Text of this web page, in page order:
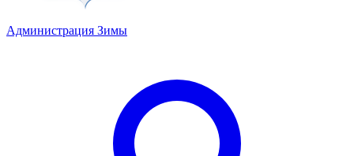
Администрация Зимы